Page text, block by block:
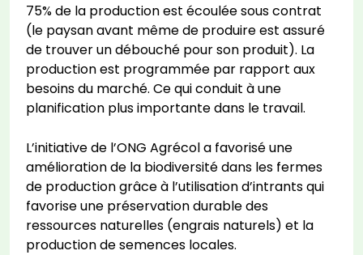
75% de la production est écoulée sous contrat
(le paysan avant même de produire est assuré
de trouver un débouché pour son produit). La
production est programmée par rapport aux
besoins du marché. Ce qui conduit à une
planification plus importante dans le travail.
L’initiative de l’ONG Agrécol a favorisé une
amélioration de la biodiversité dans les fermes
de production grâce à l’utilisation d’intrants qui
favorise une préservation durable des
ressources naturelles (engrais naturels) et la
production de semences locales.